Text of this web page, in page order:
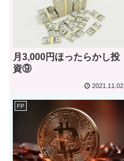
月3,000円ほったらかし投
資⑨
2021.11.02
FP